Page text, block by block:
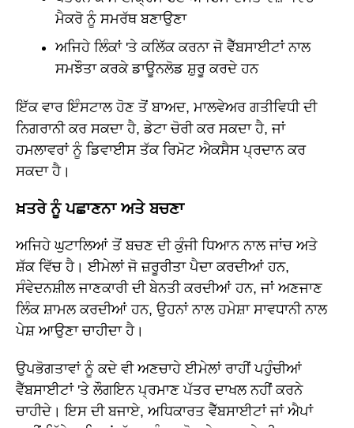
ਮੈਕਰੋ ਨੂੰ ਸਮਰੱਥ ਬਣਾਉਣਾ
ਅਜਿਹੇ ਲਿੰਕਾਂ 'ਤੇ ਕਲਿੱਕ ਕਰਨਾ ਜੋ ਵੈੱਬਸਾਈਟਾਂ ਨਾਲ
ਸਮਝੌਤਾ ਕਰਕੇ ਡਾਊਨਲੋਡ ਸ਼ੁਰੂ ਕਰਦੇ ਹਨ
ਇੱਕ ਵਾਰ ਇੰਸਟਾਲ ਹੋਣ ਤੋਂ ਬਾਅਦ, ਮਾਲਵੇਅਰ ਗਤੀਵਿਧੀ ਦੀ
ਨਿਗਰਾਨੀ ਕਰ ਸਕਦਾ ਹੈ, ਡੇਟਾ ਚੋਰੀ ਕਰ ਸਕਦਾ ਹੈ, ਜਾਂ
ਹਮਲਾਵਰਾਂ ਨੂੰ ਡਿਵਾਈਸ ਤੱਕ ਰਿਮੋਟ ਐਕਸੈਸ ਪ੍ਰਦਾਨ ਕਰ
ਸਕਦਾ ਹੈ।
ਖ਼ਤਰੇ ਨੂੰ ਪਛਾਣਨਾ ਅਤੇ ਬਚਣਾ
ਅਜਿਹੇ ਘੁਟਾਲਿਆਂ ਤੋਂ ਬਚਣ ਦੀ ਕੁੰਜੀ ਧਿਆਨ ਨਾਲ ਜਾਂਚ ਅਤੇ
ਸ਼ੱਕ ਵਿੱਚ ਹੈ। ਈਮੇਲਾਂ ਜੋ ਜ਼ਰੂਰੀਤਾ ਪੈਦਾ ਕਰਦੀਆਂ ਹਨ,
ਸੰਵੇਦਨਸ਼ੀਲ ਜਾਣਕਾਰੀ ਦੀ ਬੇਨਤੀ ਕਰਦੀਆਂ ਹਨ, ਜਾਂ ਅਣਜਾਣ
ਲਿੰਕ ਸ਼ਾਮਲ ਕਰਦੀਆਂ ਹਨ, ਉਹਨਾਂ ਨਾਲ ਹਮੇਸ਼ਾ ਸਾਵਧਾਨੀ ਨਾਲ
ਪੇਸ਼ ਆਉਣਾ ਚਾਹੀਦਾ ਹੈ।
ਉਪਭੋਗਤਾਵਾਂ ਨੂੰ ਕਦੇ ਵੀ ਅਣਚਾਹੇ ਈਮੇਲਾਂ ਰਾਹੀਂ ਪਹੁੰਚੀਆਂ
ਵੈੱਬਸਾਈਟਾਂ 'ਤੇ ਲੌਗਇਨ ਪ੍ਰਮਾਣ ਪੱਤਰ ਦਾਖਲ ਨਹੀਂ ਕਰਨੇ
ਚਾਹੀਦੇ। ਇਸ ਦੀ ਬਜਾਏ, ਅਧਿਕਾਰਤ ਵੈੱਬਸਾਈਟਾਂ ਜਾਂ ਐਪਾਂ